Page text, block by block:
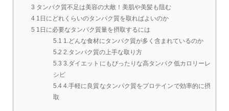
3 タンパク質不足は美容の大敵！美肌や美髪も阻む
41日にどれくらいのタンパク質を取ればよいのか
5 1日に必要なタンパク質量を摂取するには
5.1 1.どんな食材にタンパク質が多く含まれているのか
5.2 2.タンパク質の上手な取り方
5.3 3.ダイエットにもぴったりな高タンパク低カロリーレ
シピ
5.44.手軽に良質なタンパク質をプロテインで効率的に摂
取